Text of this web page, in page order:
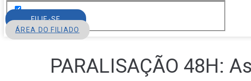
FILIE-SE
ÁREA DO FILIADO
PARALISAÇÃO 48H: